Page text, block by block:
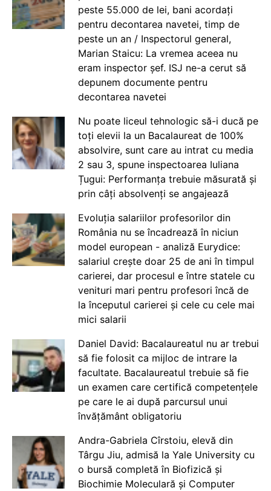
peste 55.000 de lei, bani acordați
pentru decontarea navetei, timp de
peste un an / Inspectorul general,
Marian Staicu: La vremea aceea nu
eram inspector șef. ISJ ne-a cerut să
depunem documente pentru
decontarea navetei
Nu poate liceul tehnologic să-i ducă pe
toți elevii la un Bacalaureat de 100%
absolvire, sunt care au intrat cu media
2 sau 3, spune inspectoarea Iuliana
Țugui: Performanța trebuie măsurată și
prin câți absolvenți se angajează
Evoluția salariilor profesorilor din
România nu se încadrează în niciun
model european - analiză Eurydice:
salariul crește doar 25 de ani în timpul
carierei, dar procesul e între statele cu
venituri mari pentru profesori încă de
la începutul carierei și cele cu cele mai
mici salarii
Daniel David: Bacalaureatul nu ar trebui
să fie folosit ca mijloc de intrare la
facultate. Bacalaureatul trebuie să fie
un examen care certifică competențele
pe care le ai după parcursul unui
învățământ obligatoriu
Andra-Gabriela Cîrstoiu, elevă din
Târgu Jiu, admisă la Yale University cu
o bursă completă în Biofizică și
Biochimie Moleculară și Computer